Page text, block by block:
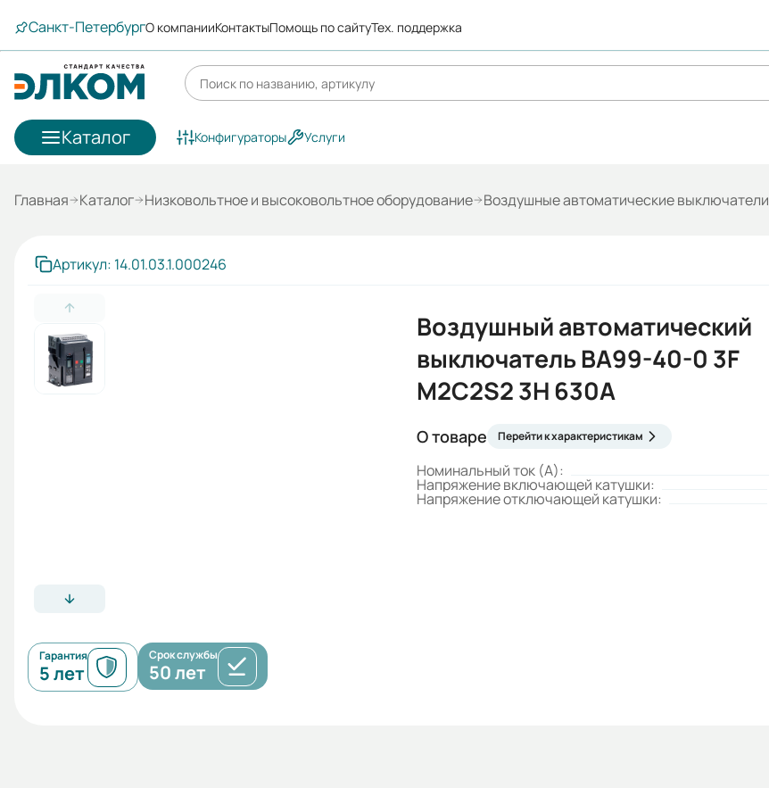
Санкт-ПетербургО компанииКонтактыПомощь по сайтуТех. поддержка
Каталог Конфигураторы Услуги
Главная Каталог Низковольтное и высоковольтное оборудование Воздушные автоматические выключатели
Артикул: 14.01.03.1.000246
Гарантия
5 лет
Срок службы
50 лет
Воздушный автоматический
выключатель ВА99-40-0 3F
M2C2S2 3H 630A
О товаре Перейти к характеристикам
Номинальный ток (А):
Напряжение включающей катушки:
Напряжение отключающей катушки: